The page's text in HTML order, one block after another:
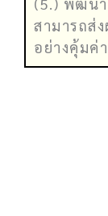
สามารถส่
อย่างคุ้มค่า